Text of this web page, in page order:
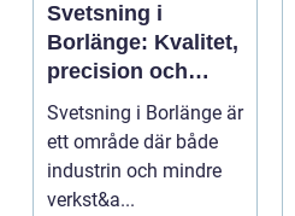
Svetsning i
Borlänge: Kvalitet,
precision och
hållbara
konstruktioner
Svetsning i Borlänge är
ett område där både
industrin och mindre
verkst&a...